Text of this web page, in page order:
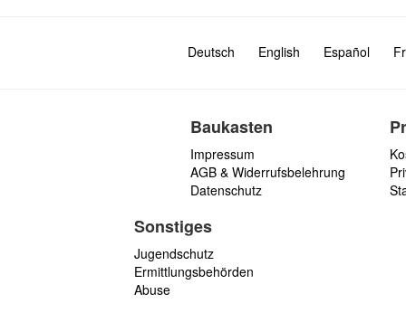
Deutsch English Español
Baukasten
Impressum
AGB & Widerrufsbelehrung
Datenschutz
Sonstiges
Jugendschutz
Ermittlungsbehörden
Abuse